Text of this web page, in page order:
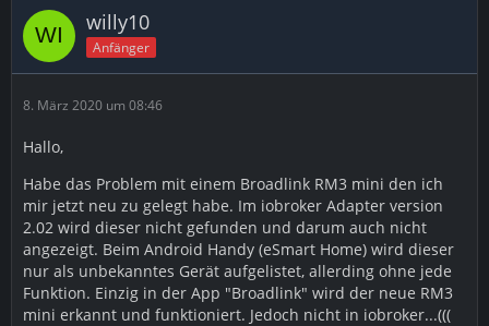
willy10
Anfänger
8. März 2020 um 08:46
Hallo,
Habe das Problem mit einem Broadlink RM3 mini den ich
mir jetzt neu zu gelegt habe. Im iobroker Adapter version
2.02 wird dieser nicht gefunden und darum auch nicht
angezeigt. Beim Android Handy (eSmart Home) wird dieser
nur als unbekanntes Gerät aufgelistet, allerding ohne jede
Funktion. Einzig in der App "Broadlink" wird der neue RM3
mini erkannt und funktioniert. Jedoch nicht in iobroker...(((